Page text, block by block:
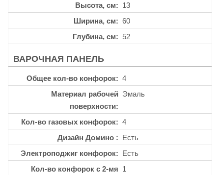
Высота, см
13
Ширина, см
60
Глубина, см
52
ВАРОЧНАЯ ПАНЕЛЬ
Общее кол-во конфорок
4
Материал рабочей
поверхности
Эмаль
Кол-во газовых конфорок
4
Дизайн Домино
Есть
Электроподжиг конфорок
Есть
Кол-во конфорок с 2-мя 1